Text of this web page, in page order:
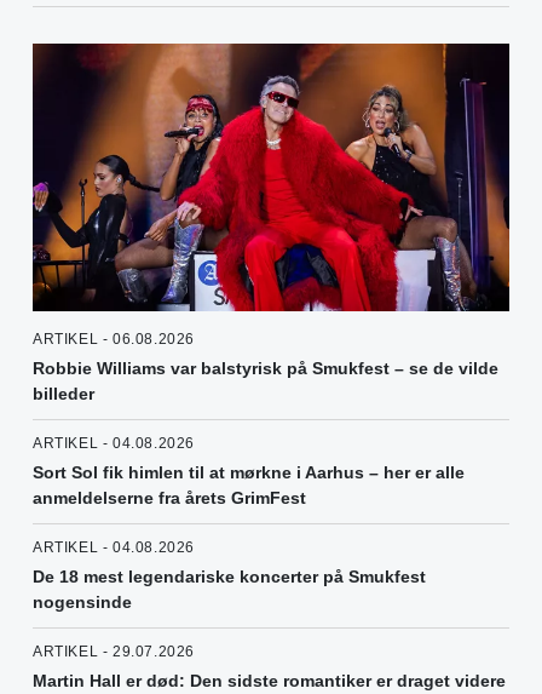
ARTIKEL - 06.08.2026
Robbie Williams var balstyrisk på Smukfest – se de vilde
billeder
ARTIKEL - 04.08.2026
Sort Sol fik himlen til at mørkne i Aarhus – her er alle
anmeldelserne fra årets GrimFest
ARTIKEL - 04.08.2026
De 18 mest legendariske koncerter på Smukfest
nogensinde
ARTIKEL - 29.07.2026
Martin Hall er død: Den sidste romantiker er draget videre